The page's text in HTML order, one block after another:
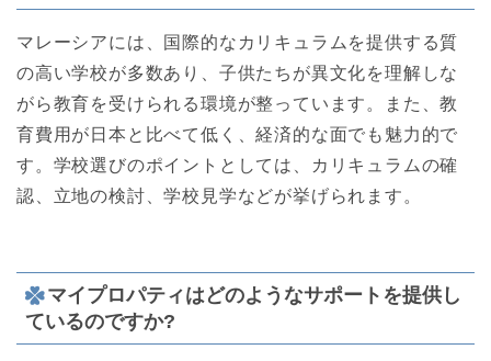
マレーシアには、国際的なカリキュラムを提供する質
の高い学校が多数あり、子供たちが異文化を理解しな
がら教育を受けられる環境が整っています。また、教
育費用が日本と比べて低く、経済的な面でも魅力的で
す。学校選びのポイントとしては、カリキュラムの確
認、立地の検討、学校見学などが挙げられます。
マイプロパティはどのようなサポートを提供し
ているのですか?